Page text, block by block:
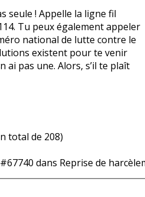
seule ! Appelle la ligne fil
Tu peux également appeler
national de lutte contre le
existent pour te venir
ai pas une. Alors, s’il te plaît
total de 208)
dans Reprise de